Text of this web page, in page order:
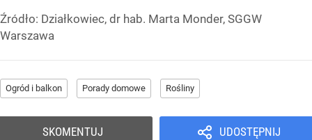
Źródło: Działkowiec, dr hab. Marta Monder, SGGW
Warszawa
Ogród i balkon Porady domowe Rośliny
UDOSTĘPNIJ
SKOMENTUJ